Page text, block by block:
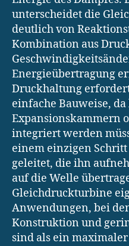
unterscheidet die
deutlich von
Kombination aus
Energieübertragung
Druckhaltung
einfache Bauweise,
Expansionskammern
integriert werden
einem einzigen
geleitet, die ihn
auf die Welle
Gleichdruckturbine
Anwendungen, bei
Konstruktion und
sind als ein